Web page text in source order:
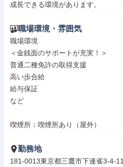
成長できる環境があります。
職場環境・雰囲気
職場環境
＜金銭面のサポートが充実！＞
普通二種免許の取得支援
高い歩合給
給与保証
など
喫煙所：喫煙所あり（屋外）
勤務地
181-0013東京都三鷹市下連雀3-4-11